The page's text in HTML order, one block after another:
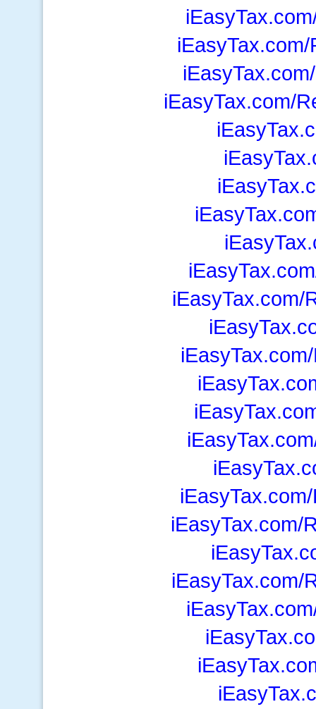
iEasyTax.com/
iEasyTax.com/
iEasyTax.com/
iEasyTax.com/